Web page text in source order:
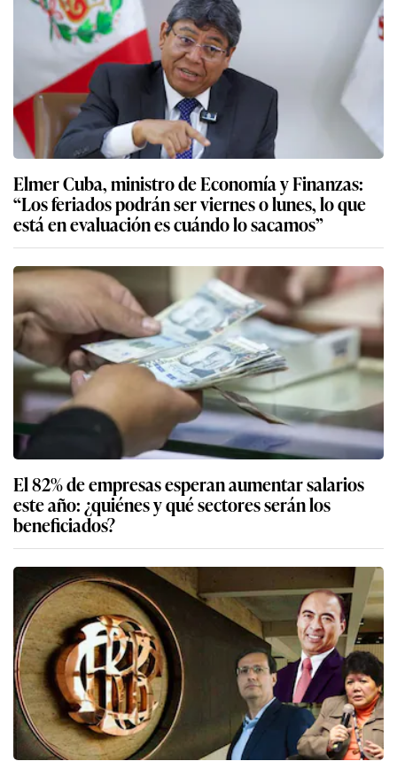
Elmer Cuba, ministro de Economía y Finanzas:
“Los feriados podrán ser viernes o lunes, lo que
está en evaluación es cuándo lo sacamos”
El 82% de empresas esperan aumentar salarios
este año: ¿quiénes y qué sectores serán los
beneficiados?